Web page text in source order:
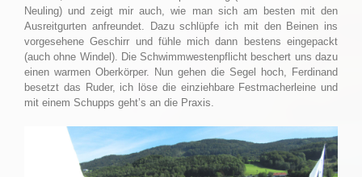
Neuling) und zeigt mir auch, wie man sich am besten mit den
Ausreitgurten anfreundet. Dazu schlüpfe ich mit den Beinen ins
vorgesehene Geschirr und fühle mich dann bestens eingepackt
(auch ohne Windel). Die Schwimmwestenpflicht beschert uns dazu
einen warmen Oberkörper. Nun gehen die Segel hoch, Ferdinand
besetzt das Ruder, ich löse die einziehbare Festmacherleine und
mit einem Schupps geht’s an die Praxis.